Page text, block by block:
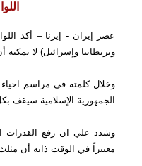
عصر إيران - إيرنا – أكد
وبريطانيا وإسرائيل) لا يمكنه
وخلال كلمته في مراسم
الجمهورية الإسلامية سيقف
وشدد علي ان رفع القدرات
معتبراً في الوقت ذاته أن